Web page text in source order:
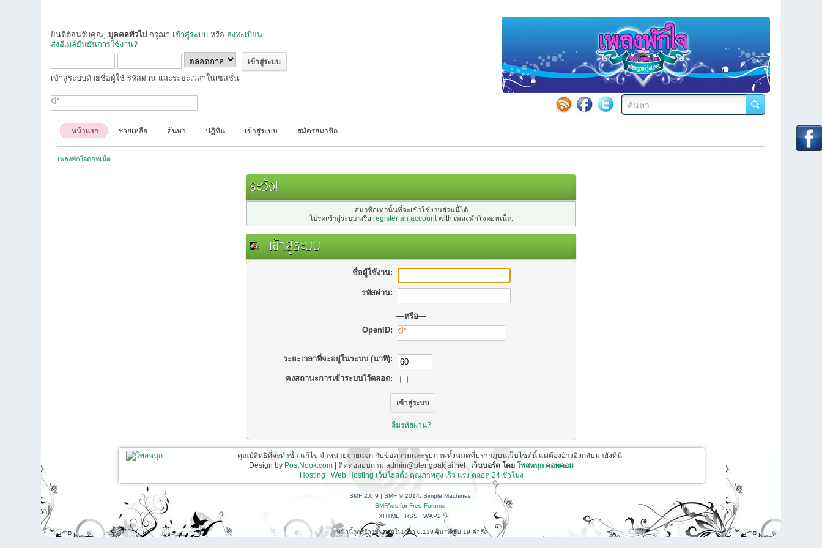
ยินดีต้อนรับคุณ,บุคคลทั่วไป กรุณา เข้าสู่ระบบ หรือ ลงทะเบียน
ส่งอีเมล์ยืนยันการใช้งาน?
เข้าสู่ระบบด้วยชื่อผู้ใช้ รหัสผ่าน และระยะเวลาในเซสชั่น
หน้าแรก ช่วยเหลือ ค้นหา ปฏิทิน เข้าสู่ระบบ สมัครสมาชิก
เพลงพักใจดอทเน็ต
ระวัง!
สมาชิกเท่านั้นที่จะเข้าใช้งานส่วนนี้ได้
โปรดเข้าสู่ระบบ หรือ register an accountwith เพลงพักใจดอทเน็ต.
เข้าสู่ระบบ
ชื่อผู้ใช้งาน:
รหัสผ่าน:
—หรือ—
OpenID:
ระยะเวลาที่จะอยู่ในระบบ (นาที):
คงสถานะการเข้าระบบไว้ตลอด:
ลืมรหัสผ่าน?
คุณมีสิทธิที่จะทำซ้ำ แก้ไข จำหน่ายจ่ายแจก กับข้อความและรูปภาพทั้งหมดที่ปรากฎบนเว็บไซต์นี้ แต่ต้องอ้างอิงกลับมายังที่นี่
Design by PostNook.com | ติดต่อสอบถาม admin@plengpakjai.net | เว็บบอร์ด โดย โพสหนุก ดอทคอม
Hosting | Web Hosting เว็บโฮสติ้ง คุณภาพสูง เร็ว แรง ตลอด 24 ชั่วโมง
SMF 2.0.9 | SMF © 2014, Simple Machines
SMFAds forFree Forums
XHTML
RSS WAP2
หน้านี้ถูกสร้างขึ้นภายในเวลา 0.119 วินาที กับ 19 คำสั่ง